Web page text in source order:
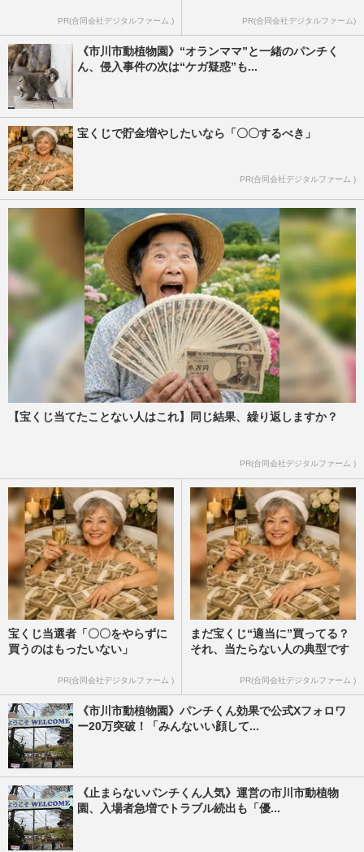
PR(合同会社デジタルファーム ) PR(合同会社デジタルファーム)
《市川市動植物園》“オランママ”と一緒のパンチく
ん、侵入事件の次は“ケガ疑惑”も...
宝くじで貯金増やしたいなら「〇〇するべき」
PR(合同会社デジタルファーム )
【宝くじ当てたことない人はこれ】同じ結果、繰り返しますか？
PR(合同会社デジタルファーム )
宝くじ当選者「〇〇をやらずに
買うのはもったいない」
PR(合同会社デジタルファーム )
まだ宝くじ“適当に”買ってる？
それ、当たらない人の典型です
PR(合同会社デジタルファーム )
《市川市動植物園》パンチくん効果で公式Xフォロワ
ー20万突破！「みんないい顔して...
《止まらないパンチくん人気》運営の市川市動植物
園、入場者急増でトラブル続出も「優...